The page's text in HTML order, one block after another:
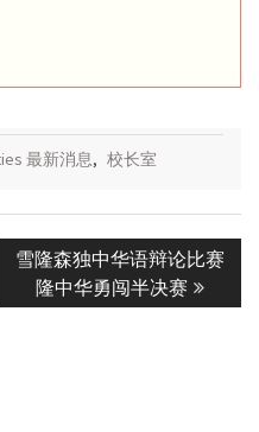
最新消息, 校长室
Next
post:
雪隆森独中华语辩论比赛
隆中华勇闯半决赛